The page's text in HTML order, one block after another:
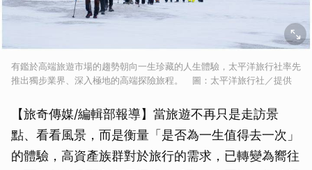
有鑑於高端旅遊市場的趨勢朝向一生珍藏的人生體驗，太平洋旅行社率先
推出獨步業界、深入極地的高端探險旅程。 圖：太平洋旅行社／提供
【旅奇傳媒/編輯部報導】當旅遊不再只是走訪景
點、看看風景，而是衡量「是否為一生值得去一次」
的體驗，高資產族群對於旅行的需求，已轉變為嚮往